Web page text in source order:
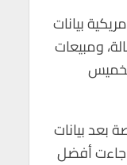
بيانات
ومبيعات
بعد بيانات
جاءت أفضل